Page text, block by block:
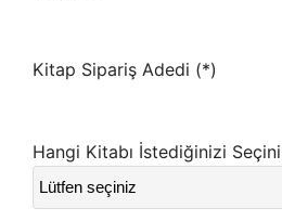
Kitap Sipariş Adedi (*)
Hangi Kitabı İstediğinizi